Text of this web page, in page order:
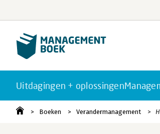
Uitdagingen + oplossingen
Boeken Verandermanagement